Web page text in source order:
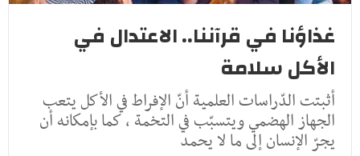
غذاؤنا في قرآننا.. الاعتدال في
الأكل سلامة
أثبتت الدّراسات العلمية أنّ الإفراط في الأكل يتعب
الجهاز الهضمي ويتسبّب في التخمة ، كما بإمكانه أن
يجرّ الإنسان إلى ما لا يحمد